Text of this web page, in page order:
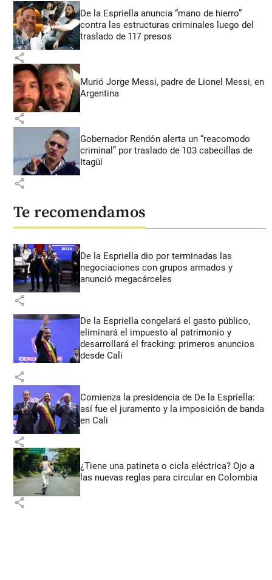
De la Espriella anuncia “mano de hierro”
contra las estructuras criminales luego del
traslado de 117 presos
share
Murió Jorge Messi, padre de Lionel Messi, en
Argentina
share
Gobernador Rendón alerta un “reacomodo
criminal” por traslado de 103 cabecillas de
Itagüí
share
Te recomendamos
De la Espriella dio por terminadas las
negociaciones con grupos armados y
anunció megacárceles
share
De la Espriella congelará el gasto público,
eliminará el impuesto al patrimonio y
desarrollará el fracking: primeros anuncios
desde Cali
share
Comienza la presidencia de De la Espriella:
así fue el juramento y la imposición de banda
en Cali
share
¿Tiene una patineta o cicla eléctrica? Ojo a
las nuevas reglas para circular en Colombia
share